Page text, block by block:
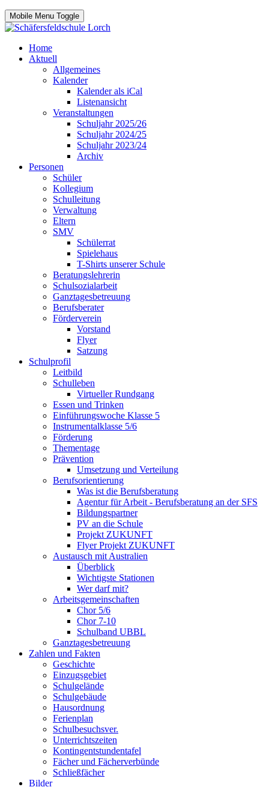
Mobile Menu Toggle
Home
Aktuell
Allgemeines
Kalender
Kalender als iCal
Listenansicht
Veranstaltungen
Schuljahr 2025/26
Schuljahr 2024/25
Schuljahr 2023/24
Archiv
Personen
Schüler
Kollegium
Schulleitung
Verwaltung
Eltern
SMV
Schülerrat
Spielehaus
T-Shirts unserer Schule
Beratungslehrerin
Schulsozialarbeit
Ganztagesbetreuung
Berufsberater
Förderverein
Vorstand
Flyer
Satzung
Schulprofil
Leitbild
Schulleben
Virtueller Rundgang
Essen und Trinken
Einführungswoche Klasse 5
Instrumentalklasse 5/6
Förderung
Thementage
Prävention
Umsetzung und Verteilung
Berufsorientierung
Was ist die Berufsberatung
Agentur für Arbeit - Berufsberatung an der SFS
Bildungspartner
PV an die Schule
Projekt ZUKUNFT
Flyer Projekt ZUKUNFT
Austausch mit Australien
Überblick
Wichtigste Stationen
Wer darf mit?
Arbeitsgemeinschaften
Chor 5/6
Chor 7-10
Schulband UBBL
Ganztagesbetreuung
Zahlen und Fakten
Geschichte
Einzugsgebiet
Schulgelände
Schulgebäude
Hausordnung
Ferienplan
Schulbesuchsver.
Unterrichtszeiten
Kontingentstundentafel
Fächer und Fächerverbünde
Schließfächer
Bilder